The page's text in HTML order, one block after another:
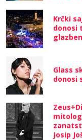
Krčki
donosi
Glass
donosi
Josip